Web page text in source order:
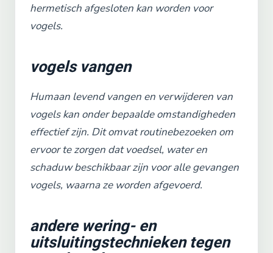
hermetisch afgesloten kan worden voor
vogels.
vogels vangen
Humaan levend vangen en verwijderen van
vogels kan onder bepaalde omstandigheden
effectief zijn. Dit omvat routinebezoeken om
ervoor te zorgen dat voedsel, water en
schaduw beschikbaar zijn voor alle gevangen
vogels, waarna ze worden afgevoerd.
andere wering- en
uitsluitingstechnieken tegen